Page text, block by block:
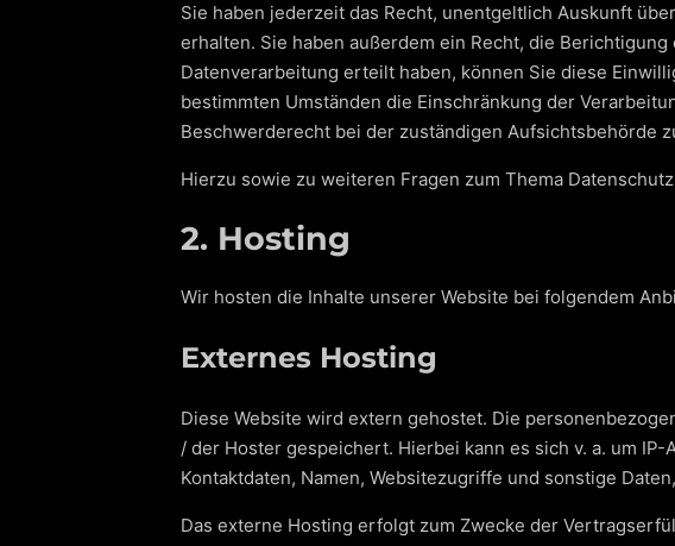
Sie haben jederzeit das Recht, unentgeltlich Auskunft
erhalten. Sie haben außerdem ein Recht, die
Datenverarbeitung erteilt haben, können Sie diese
bestimmten Umständen die Einschränkung der
Beschwerderecht bei der zuständigen Aufsichtsbehörde
Hierzu sowie zu weiteren Fragen zum Thema
2. Hosting
Wir hosten die Inhalte unserer Website bei folgendem
Externes Hosting
Diese Website wird extern gehostet. Die
/ der Hoster gespeichert. Hierbei kann es sich v. a. um
Kontaktdaten, Namen, Websitezugriffe und sonstige
Das externe Hosting erfolgt zum Zwecke der